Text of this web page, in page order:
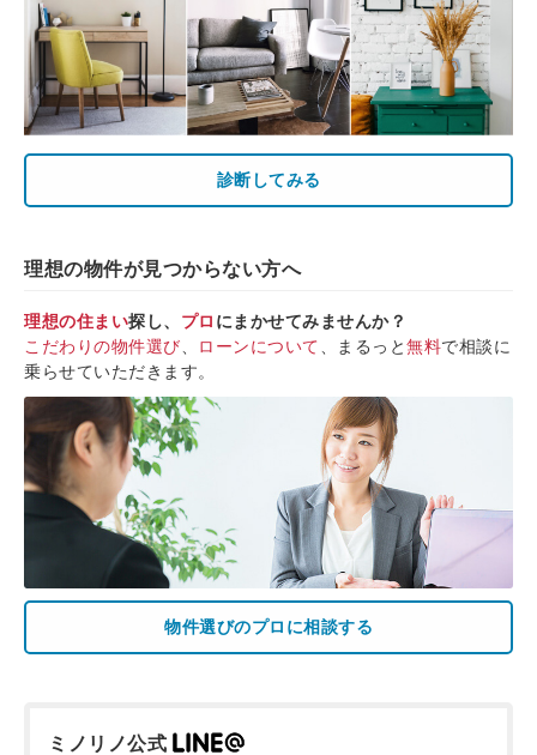
診断してみる
理想の物件が見つからない方へ
理想の住まい探し、 プロ にまかせてみませんか？
こだわりの物件選び
ローンについて 、まるっと無料で相談に
乗らせていただきます。
物件選びのプロに相談する
ミノリノ公式